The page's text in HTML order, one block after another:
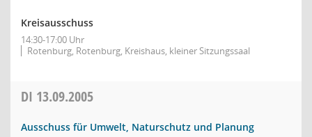
Kreisausschuss
14:30-17:00 Uhr
Rotenburg, Rotenburg, Kreishaus, kleiner Sitzungssaal
DI 13.09.2005
Ausschuss für Umwelt, Naturschutz und Planung